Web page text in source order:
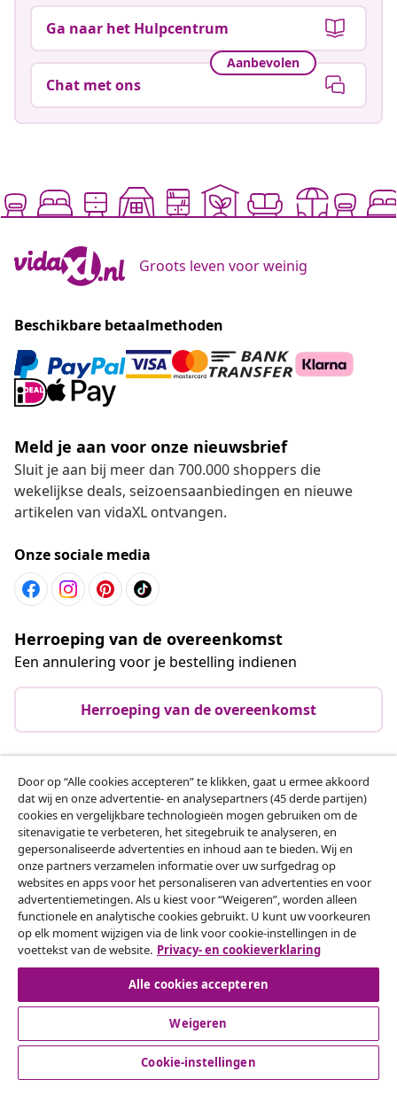
Ga naar het Hulpcentrum
Aanbevolen
Chat met ons
Groots leven voor weinig
Beschikbare betaalmethoden
Meld je aan voor onze nieuwsbrief
Sluit je aan bij meer dan 700.000 shoppers die
wekelijkse deals, seizoensaanbiedingen en nieuwe
artikelen van vidaXL ontvangen.
Onze sociale media
Herroeping van de overeenkomst
Een annulering voor je bestelling indienen
Herroeping van de overeenkomst
Klantenservice
Zakelijk
vidaXL
Ontdek meer
© 2008-2026 vidaXL www.vidaxl.nl is een website van vidaXL
Door op “Alle cookies accepteren” te klikken, gaat u ermee akkoord
dat wij en onze advertentie- en analysepartners (45 derde partijen)
cookies en vergelijkbare technologieën mogen gebruiken om de
sitenavigatie te verbeteren, het sitegebruik te analyseren, en
gepersonaliseerde advertenties en inhoud aan te bieden. Wij en
onze partners verzamelen informatie over uw surfgedrag op
websites en apps voor het personaliseren van advertenties en voor
advertentiemetingen. Als u kiest voor “Weigeren”, worden alleen
functionele en analytische cookies gebruikt. U kunt uw voorkeuren
op elk moment wijzigen via de link voor cookie-instellingen in de
voettekst van de website. Privacy- en cookieverklaring
Alle cookies accepteren
Weigeren
Cookie-instellingen